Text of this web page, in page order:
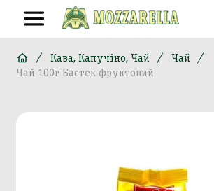
Кава, Капучіно, Чай
Чай
Чай 100г Бастек фруктовий